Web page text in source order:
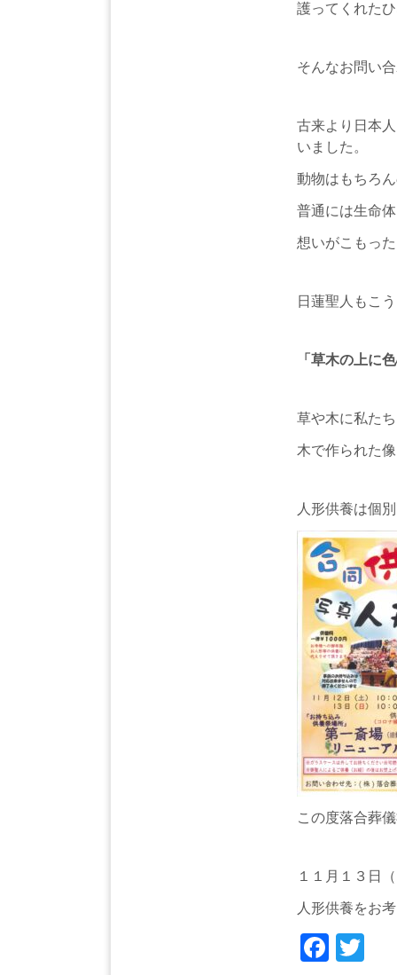
護ってくれた
そんなお問い
古来より日本
いました。
動物はもちろ
普通には生命
想いがこもっ
日蓮聖人もこ
「草木の上に
草や木に私た
木で作られた
人形供養は個
この度落合葬
１１月１３日
人形供養をお